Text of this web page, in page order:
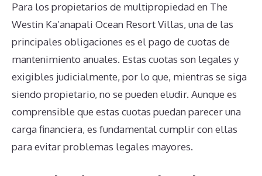
Para los propietarios de multipropiedad en The
Westin Ka’anapali Ocean Resort Villas, una de las
principales obligaciones es el pago de cuotas de
mantenimiento anuales. Estas cuotas son legales y
exigibles judicialmente, por lo que, mientras se siga
siendo propietario, no se pueden eludir. Aunque es
comprensible que estas cuotas puedan parecer una
carga financiera, es fundamental cumplir con ellas
para evitar problemas legales mayores.